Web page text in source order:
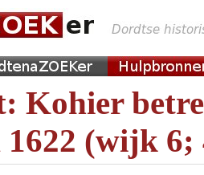
Kohier
1622 (wijk 6;